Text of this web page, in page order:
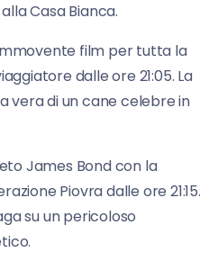
Casa Bianca.
film per tutta la
dalle ore 21:05. La
vera di un cane celebre in
James Bond con la
Piovra dalle ore 21:15.
su un pericoloso